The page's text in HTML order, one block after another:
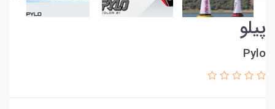
پیلو
Pylo